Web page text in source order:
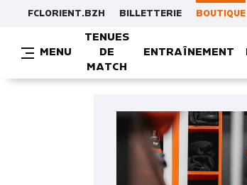
FCLORIENT.BZH BILLETTERIE BOUTIQUE
MENU
TENUES
DE
MATCH
ENTRAÎNEMENT